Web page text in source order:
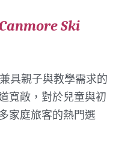
Canmore Ski
具親子與教學需求的
寬敞，對於兒童與初
家庭旅客的熱門選